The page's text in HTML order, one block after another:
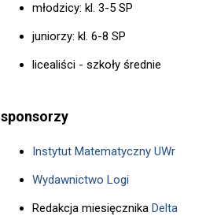
młodzicy: kl. 3-5 SP
juniorzy: kl. 6-8 SP
licealiści - szkoły średnie
sponsorzy
Instytut Matematyczny UWr
Wydawnictwo Logi
Redakcja miesięcznika Delta